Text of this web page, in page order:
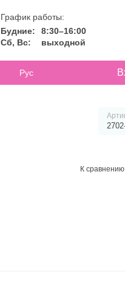
График работы:
Будние:
8:30–16:00
Сб, Вс:
выходной
Рус
К сравнению